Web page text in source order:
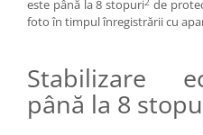
este până la 8 stopuri de
foto în timpul înregistrării cu
Stabilizare
până la 8